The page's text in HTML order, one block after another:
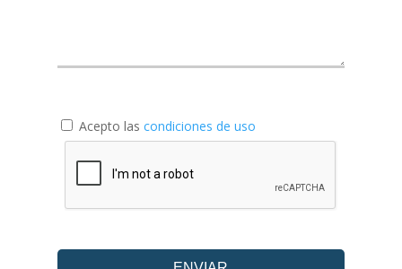
Acepto las condiciones de uso